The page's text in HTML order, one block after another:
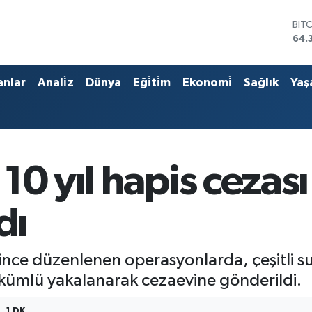
Anali̇z Dünya Eği̇ti̇m Ekonomi̇ Sağlık
yıl hapis
düzenlenen operasyonlarda, çeşitli
yakalanarak cezaevine gönderildi.